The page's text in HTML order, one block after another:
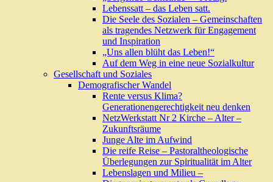
Lebenssatt – das Leben satt.
Die Seele des Sozialen – Gemeinschaften
als tragendes Netzwerk für Engagement
und Inspiration
„Uns allen blüht das Leben!“
Auf dem Weg in eine neue Sozialkultur
Gesellschaft und Soziales
Demografischer Wandel
Rente versus Klima?
Generationengerechtigkeit neu denken
NetzWerkstatt Nr 2 Kirche – Alter –
Zukunftsräume
Junge Alte im Aufwind
Die reife Reise – Pastoraltheologische
Überlegungen zur Spiritualität im Alter
Lebenslagen und Milieu –